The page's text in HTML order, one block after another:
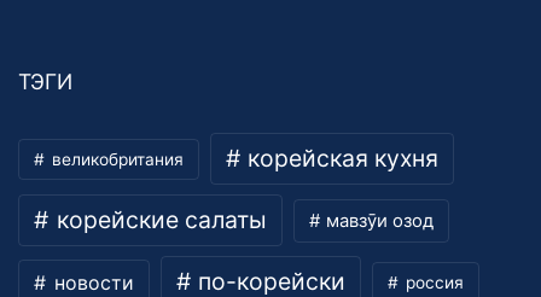
ТЭГИ
великобритания корейская кухня
корейские салаты мавзӯи озод
новости по-корейски россия